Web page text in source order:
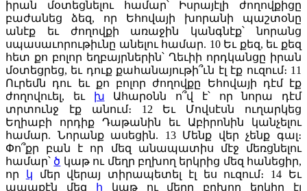
իրան մօտեցնելու համար՝ Իսրայէլի ժողովքիցը
բաժանեց ձեզ, որ Եհովայի խորանի պաշտօնը
անէք եւ ժողովքի առաջին կանգնէք՝ նորանց
սպասաւորութիւնը անելու համար. 10 Եւ քեզ, եւ քեզ
հետ քո բոլոր եղբայրներին՝ Ղեւիի որդկանցը իրան
մօտեցրեց, եւ դուք քահանայութի՞ւն էլ էք ուզում։ 11
Ուրեմն դու եւ քո բոլոր ժողովքը Եհովայի դէմ էք
ժողովուել, եւ
խ
Ահարօնն ո՞վ է՝ որ նորա դէմ
տրտունջ էք անում։ 12
Եւ Մովսէսն ուղարկեց
Եղիաբի որդիք Դաթանին եւ Աբիրոնին կանչելու
համար. Նորանք ասեցին. 13
Մենք վեր չենք գալ։
Փո՞քր բան է որ մեզ անապատիս մէջ մեռցնելու
համար՝ ծ կաթ ու մեղր բղխող երկրից մեզ հանեցիր,
որ կ մեր վերայ տիրապետել էլ ես ուզում։ 14
Եւ
ապաքէն մեզ
հ
կաթ ու մեղր բղխող երկիր էլ